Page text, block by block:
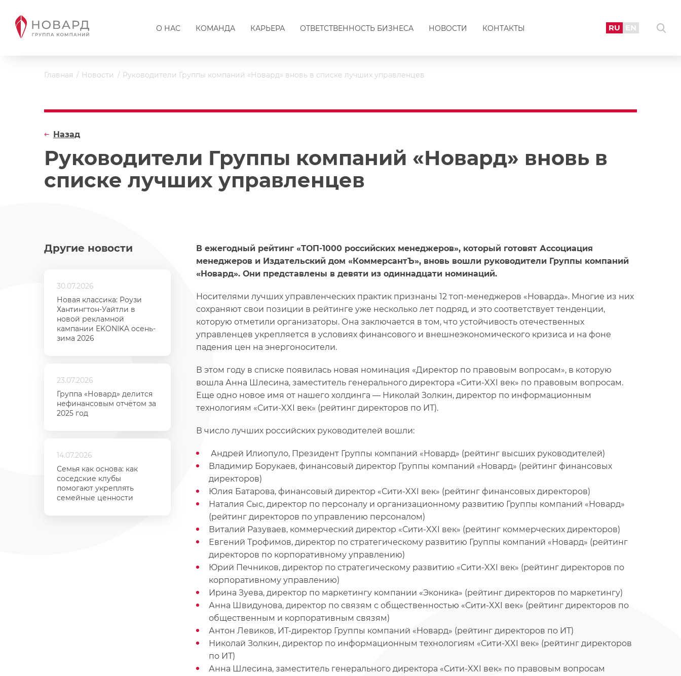
О НАС КОМАНДА КАРЬЕРА ОТВЕТСТВЕННОСТЬ БИЗНЕСА НОВОСТИ КОНТАКТЫ RU EN
Главная Новости Руководители Группы компаний «Новард» вновь в списке лучших управленцев
Руководители Группы компаний «Новард» вновь в
списке лучших управленцев
Назад
Другие новости
30.07.2026
Новая классика: Роузи
Хантингтон-Уайтли в
новой рекламной
кампании EKONIKA осень-
зима 2026
23.07.2026
Группа «Новард» делится
нефинансовым отчётом за
2025 год
14.07.2026
Семья как основа: как
соседские клубы
помогают укреплять
семейные ценности
В ежегодный рейтинг «ТОП-1000 российских менеджеров», который готовят Ассоциация
менеджеров и Издательский дом «КоммерсантЪ», вновь вошли руководители Группы компаний
«Новард». Они представлены в девяти из одиннадцати номинаций.
Носителями лучших управленческих практик признаны 12 топ-менеджеров «Новарда». Многие из них
сохраняют свои позиции в рейтинге уже несколько лет подряд, и это соответствует тенденции,
которую отметили организаторы. Она заключается в том, что устойчивость отечественных
управленцев укрепляется в условиях финансового и внешнеэкономического кризиса и на фоне
падения цен на энергоносители.
В этом году в списке появилась новая номинация «Директор по правовым вопросам», в которую
вошла Анна Шлесина, заместитель генерального директора «Сити-XXI век» по правовым вопросам.
Еще одно новое имя от нашего холдинга — Николай Золкин, директор по информационным
технологиям «Сити-XXI век» (рейтинг директоров по ИТ).
В число лучших российских руководителей вошли:
Андрей Илиопуло, Президент Группы компаний «Новард» (рейтинг высших руководителей)
Владимир Борукаев, финансовый директор Группы компаний «Новард» (рейтинг финансовых
директоров)
Юлия Батарова, финансовый директор «Сити-XXI век» (рейтинг финансовых директоров)
Наталия Сыс, директор по персоналу и организационному развитию Группы компаний «Новард»
(рейтинг директоров по управлению персоналом)
Виталий Разуваев, коммерческий директор «Сити-XXI век» (рейтинг коммерческих директоров)
Евгений Трофимов, директор по стратегическому развитию Группы компаний «Новард» (рейтинг
директоров по корпоративному управлению)
Юрий Печников, директор по стратегическому развитию «Сити-XXI век» (рейтинг директоров по
корпоративному управлению)
Ирина Зуева, директор по маркетингу компании «Эконика» (рейтинг директоров по маркетингу)
Анна Швидунова, директор по связям с общественностью «Сити-XXI век» (рейтинг директоров по
общественным и корпоративным связям)
Антон Левиков, ИТ-директор Группы компаний «Новард» (рейтинг директоров по ИТ)
Николай Золкин, директор по информационным технологиям «Сити-XXI век» (рейтинг директоров
по ИТ)
Анна Шлесина, заместитель генерального директора «Сити-XXI век» по правовым вопросам